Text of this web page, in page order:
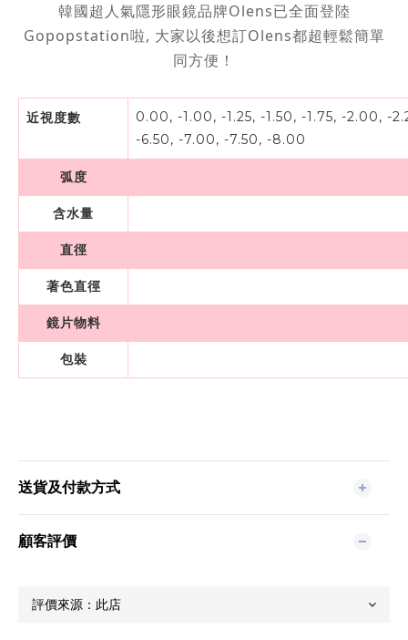
韓國超人氣隱形眼鏡品牌Olens已全面登陸
Gopopstation啦, 大家以後想訂Olens都超輕鬆簡單
同方便！
近視度數
0.00, -1.00, -1.25, -1.50, -1.75, -2.00, -
-6.50, -7.00, -7.50, -8.00
弧度
含水量
直徑
著色直徑
鏡片物料
包裝
送貨及付款方式
顧客評價